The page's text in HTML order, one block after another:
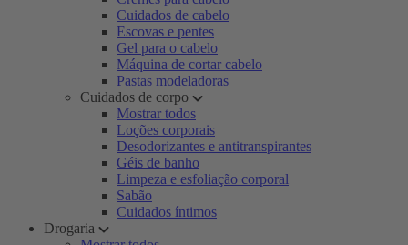
Cuidados de cabelo
Escovas e pentes
Gel para o cabelo
Máquina de cortar cabelo
Pastas modeladoras
Cuidados de corpo
Mostrar todos
Loções corporais
Desodorizantes e antitranspirantes
Géis de banho
Limpeza e esfoliação corporal
Sabão
Cuidados íntimos
Drogaria